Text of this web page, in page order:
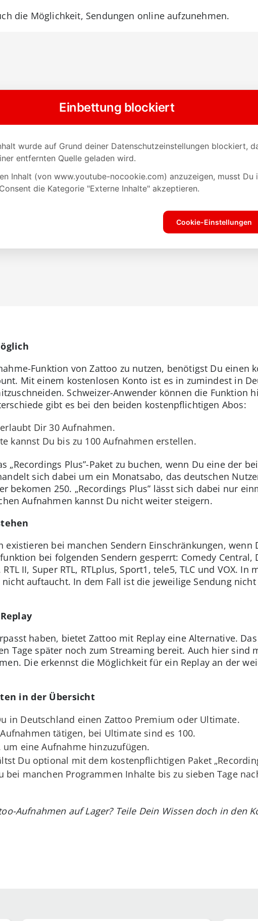
die Möglichkeit, Sendungen online aufzunehmen.
Funktion von Zattoo zu nutzen, benötigst Du einen
Mit einem kostenlosen Konto ist es in zumindest in
Schweizer-Anwender können die Funktion
gibt es bei den beiden kostenpflichtigen Abos:
Dir 30 Aufnahmen.
kannst Du bis zu 100 Aufnahmen erstellen.
„Recordings Plus”-Paket zu buchen, wenn Du eine der
sich dabei um ein Monatsabo, das deutschen
bekomen 250. „Recordings Plus” lässt sich dabei nur
Aufnahmen kannst Du nicht weiter steigern.
existieren bei manchen Sendern Einschränkungen, wenn
bei folgenden Sendern gesperrt: Comedy Central,
II, Super RTL, RTLplus, Sport1, tele5, TLC und VOX. In
auftaucht. In dem Fall ist die jeweilige Sendung
haben, bietet Zattoo mit Replay eine Alternative.
Tage später noch zum Streaming bereit. Auch hier sind
Die erkennst die Möglichkeit für ein Replay an der
in der Übersicht
in Deutschland einen Zattoo Premium oder Ultimate.
tätigen, bei Ultimate sind es 100.
eine Aufnahme hinzuzufügen.
Du optional mit dem kostenpflichtigen Paket
bei manchen Programmen Inhalte bis zu sieben Tage
Aufnahmen auf Lager? Teile Dein Wissen doch in den